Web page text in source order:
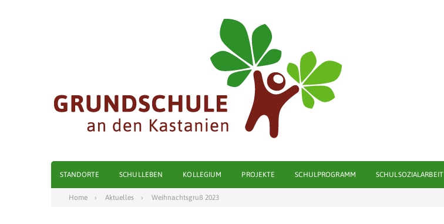
STANDORTE SCHULLEBEN KOLLEGIUM PROJEKTE SCHULPROGRAMM SCHULSOZIALARBEIT
Home Aktuelles Weihnachtsgruß 2023